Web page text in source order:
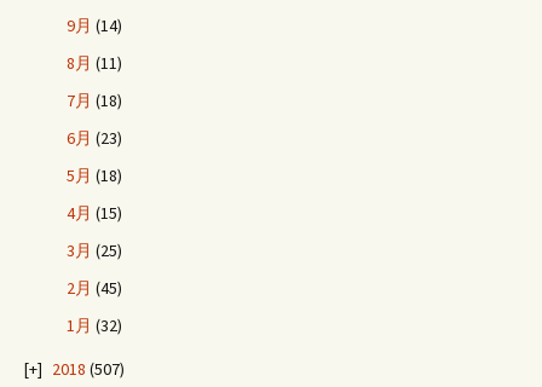
9月 (14)
8月 (11)
7月 (18)
6月 (23)
5月 (18)
4月 (15)
3月 (25)
2月 (45)
1月 (32)
2018 (507)